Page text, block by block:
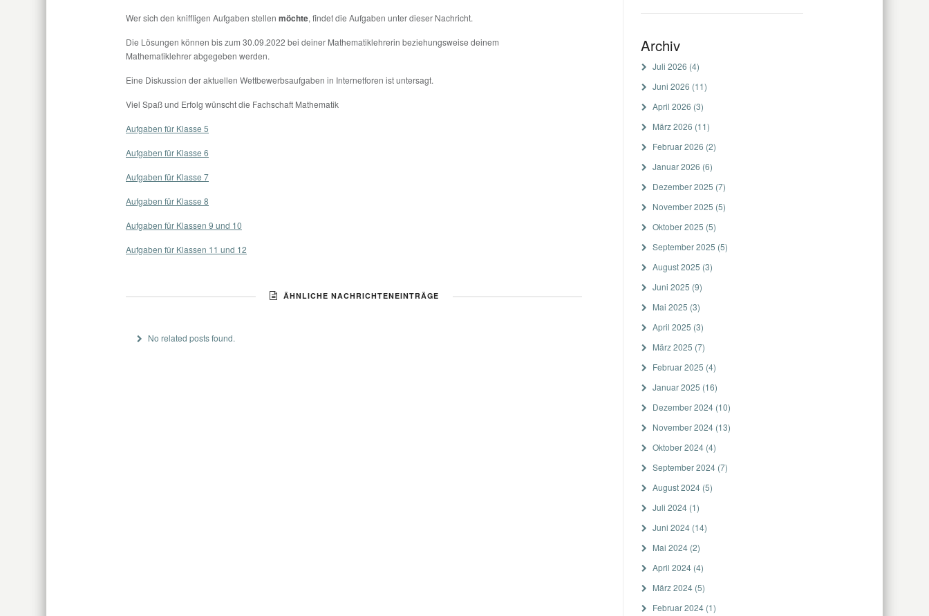
Wer sich den kniffligen Aufgaben stellen möchte, findet die Aufgaben unter dieser Nachricht.
Die Lösungen können bis zum 30.09.2022 bei deiner Mathematiklehrerin beziehungsweise deinem
Mathematiklehrer abgegeben werden.
Eine Diskussion der aktuellen Wettbewerbsaufgaben in Internetforen ist untersagt.
Viel Spaß und Erfolg wünscht die Fachschaft Mathematik
Aufgaben für Klasse 5
Aufgaben für Klasse 6
Aufgaben für Klasse 7
Aufgaben für Klasse 8
Aufgaben für Klassen 9 und 10
Aufgaben für Klassen 11 und 12
ÄHNLICHE NACHRICHTENEINTRÄGE
No related posts found.
Archiv
Juli 2026 (4)
Juni 2026 (11)
April 2026 (3)
März 2026 (11)
Februar 2026 (2)
Januar 2026 (6)
Dezember 2025 (7)
November 2025 (5)
Oktober 2025 (5)
September 2025 (5)
August 2025 (3)
Juni 2025 (9)
Mai 2025 (3)
April 2025 (3)
März 2025 (7)
Februar 2025 (4)
Januar 2025 (16)
Dezember 2024(10)
November 2024(13)
Oktober 2024(4)
September 2024(7)
August 2024(5)
Juli 2024(1)
Juni 2024(14)
Mai 2024(2)
April 2024(4)
März 2024(5)
Februar 2024(1)